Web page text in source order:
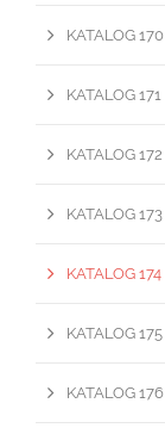
KATALOG 170
KATALOG 171
KATALOG 172
KATALOG 173
KATALOG 174
KATALOG 175
KATALOG 176